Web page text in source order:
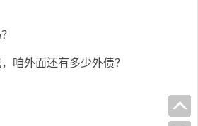
咱外面还有多少外债？